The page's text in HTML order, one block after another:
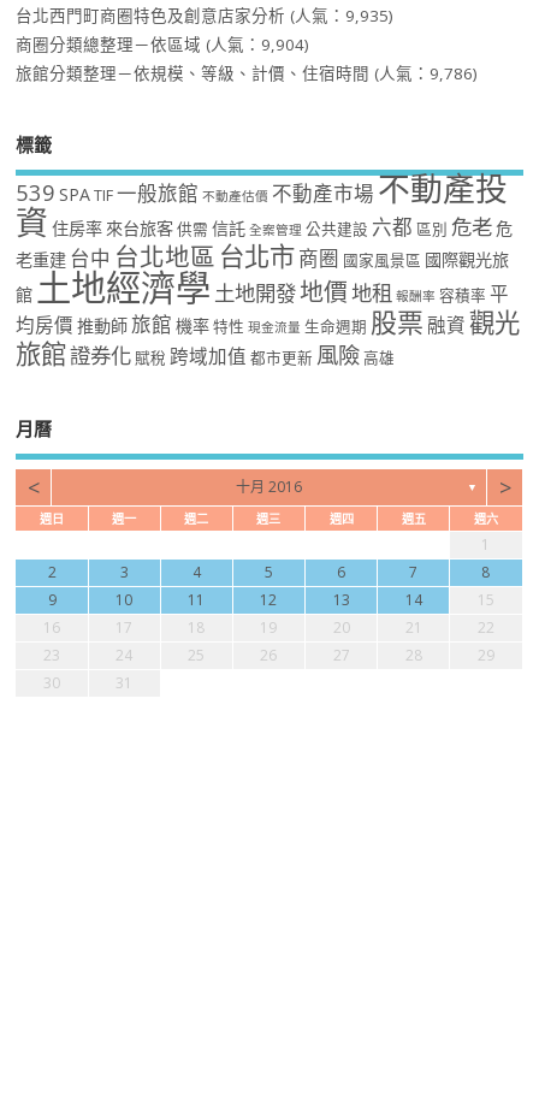
台北西門町商圈特色及創意店家分析 (人氣：9,935)
商圈分類總整理－依區域 (人氣：9,904)
旅館分類整理－依規模、等級、計價、住宿時間 (人氣：9,786)
標籤
539 SPA TIF 一般旅館 不動產估價 不動產市場不動產投
資 住房率 來台旅客 供需 信託 全案管理 公共建設 六都 區別 危老危
老重建 台中 台北地區 台北市商圈 國家風景區 國際觀光旅
館 土地經濟學 土地開發地價地租 報酬率 容積率 平
均房價 推動師旅館 機率 特性 現金流量 生命週期 股票 融資 觀光
旅館證券化 賦稅 跨域加值 都市更新 風險 高雄
月曆
< 十月 2016 ▼ >
週日 週一 週二 週三 週四 週五 週六
1
2
3 4 5 6 7
8
9
10 11 12 13 14
15
16
17 18 19 20 21
22
23
24 25 26 27 28
29
30
31